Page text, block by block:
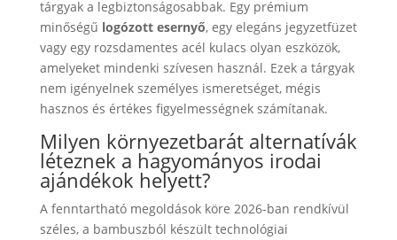
tárgyak a legbiztonságosabbak. Egy prémium
minőségű logózott esernyő, egy elegáns jegyzetfüzet
vagy egy rozsdamentes acél kulacs olyan eszközök,
amelyeket mindenki szívesen használ. Ezek a tárgyak
nem igényelnek személyes ismeretséget, mégis
hasznos és értékes figyelmességnek számítanak.
Milyen környezetbarát alternatívák
léteznek a hagyományos irodai
ajándékok helyett?
A fenntartható megoldások köre 2026-ban rendkívül
széles, a bambuszból készült technológiai